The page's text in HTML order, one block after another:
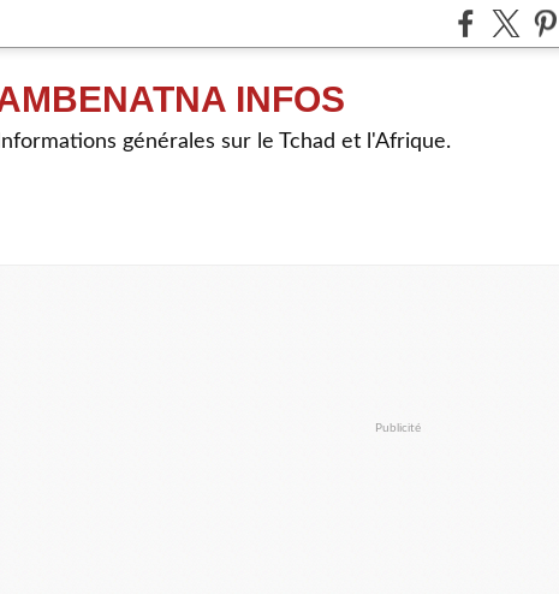
INFOS
Informations générales sur le Tchad et l'Afrique.
Publicité